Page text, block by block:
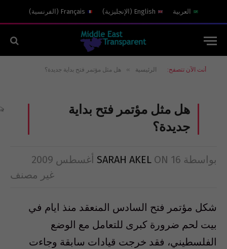
العربية English
( الإنجليزية)
Français
( الفرنسية)
أنت الآن تتصفح: الرئيسية » هل مثل مؤتمر فتح بداية جديدة؟
هل مثل مؤتمر فتح بداية
جديدة؟
بواسطة SARAH AKEL ON 16 أغسطس 2009
غير مصنف
شكل مؤتمر فتح السادس المنعقد منذ ايام في
بيت لحم ضرورة كبرى للتعامل مع الوضع
الفلسطيني، فقد خرجت قيادات سابقة وجاءت